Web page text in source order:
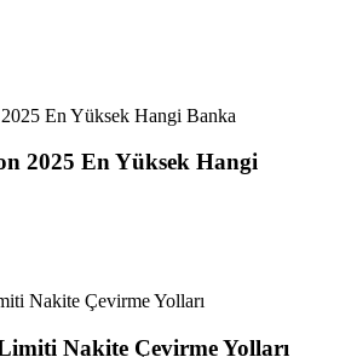
2025 En Yüksek Hangi
Nakite Çevirme Yolları